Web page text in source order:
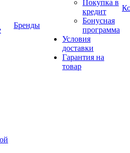
Бренды
Покупка в
кредит
Бонусная
программа
Условия
доставки
Гарантия на
товар